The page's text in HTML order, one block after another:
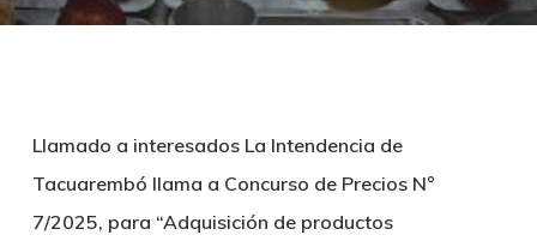
Llamado a interesados La Intendencia de
Tacuarembó llama a Concurso de Precios N°
7/2025, para “Adquisición de productos